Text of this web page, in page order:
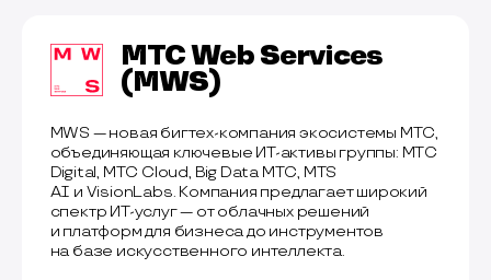
МТС Web Services
(MWS)
MWS — новая бигтех-компания экосистемы МТС,
объединяющая ключевые ИТ-активы группы: МТС
Digital, МТС Cloud, Big Data МТС, MTS
AI и VisionLabs. Компания предлагает широкий
спектр ИТ-услуг — от облачных решений
и платформ для бизнеса до инструментов
на базе искусственного интеллекта.